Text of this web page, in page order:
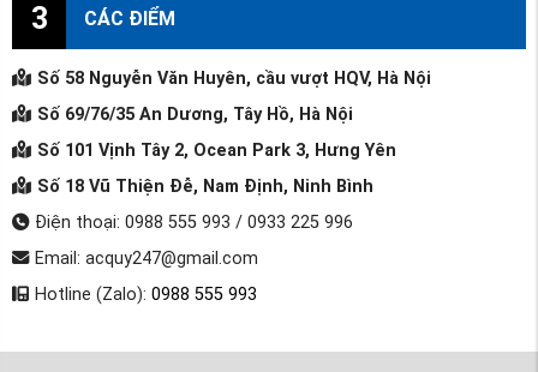
3 CÁC ĐIỂM
Số 58 Nguyễn Văn Huyên, cầu vượt HQV, Hà Nội
Số 69/76/35 An Dương, Tây Hồ, Hà Nội
Số 101 Vịnh Tây 2, Ocean Park 3, Hưng Yên
Số 18 Vũ Thiện Đễ, Nam Định, Ninh Bình
Điện thoại: 0988 555 993 / 0933 225 996
Email: acquy247@gmail.com
Hotline (Zalo): 0988 555 993